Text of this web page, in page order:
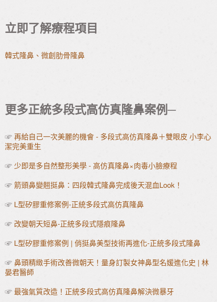
立即了解療程項目
韓式隆鼻、微創肋骨隆鼻
更多正統多段式高仿真隆鼻案例─
☞再給自己一次美麗的機會 - 多段式高仿真隆鼻＋雙眼皮 小李心
潔完美重生
☞ 少即是多自然整形美學 - 高仿真隆鼻×肉毒小臉療程
☞箭頭鼻變翹挺鼻：四段韓式隆鼻完成後天混血Look！
☞ L型矽膠重修案例-正統多段式高仿真隆鼻
☞ 改變朝天短鼻-正統多段式隱痕隆鼻
☞ L型矽膠重修案例 | 俏挺鼻美型技術再進化-正統多段式隆鼻
☞鼻頭精緻手術改善微朝天！量身訂製女神鼻型名媛進化史 | 林
晏君醫師
☞最強氣質改造！正統多段式高仿真隆鼻解決微暴牙